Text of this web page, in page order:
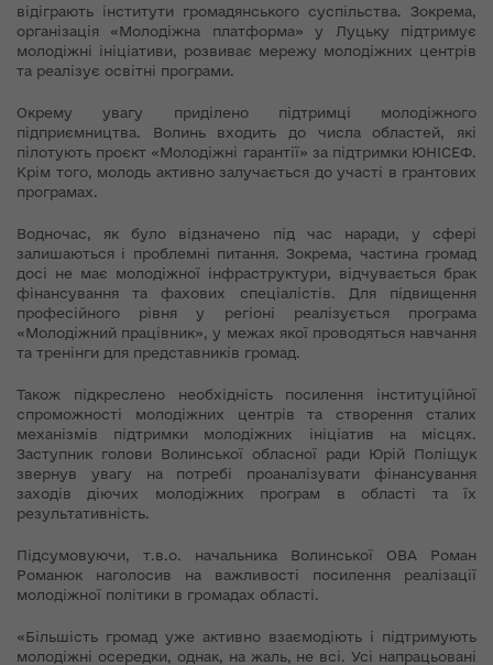
відіграють інститути громадянського суспільства. Зокрема,
організація «Молодіжна платформа» у Луцьку підтримує
молодіжні ініціативи, розвиває мережу молодіжних центрів
та реалізує освітні програми.
Окрему увагу приділено підтримці молодіжного
підприємництва. Волинь входить до числа областей, які
пілотують проєкт «Молодіжні гарантії» за підтримки ЮНІСЕФ.
Крім того, молодь активно залучається до участі в грантових
програмах.
Водночас, як було відзначено під час наради, у сфері
залишаються і проблемні питання. Зокрема, частина громад
досі не має молодіжної інфраструктури, відчувається брак
фінансування та фахових спеціалістів. Для підвищення
професійного рівня у регіоні реалізується програма
«Молодіжний працівник», у межах якої проводяться навчання
та тренінги для представників громад.
Також підкреслено необхідність посилення інституційної
спроможності молодіжних центрів та створення сталих
механізмів підтримки молодіжних ініціатив на місцях.
Заступник голови Волинської обласної ради Юрій Поліщук
звернув увагу на потребі проаналізувати фінансування
заходів діючих молодіжних програм в області та їх
результативність.
Підсумовуючи, т.в.о. начальника Волинської ОВА Роман
Романюк наголосив на важливості посилення реалізації
молодіжної політики в громадах області.
«Більшість громад уже активно взаємодіють і підтримують
молодіжні осередки, однак, на жаль, не всі. Усі напрацьовані